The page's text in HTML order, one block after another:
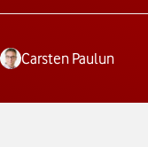
Carsten Paulun